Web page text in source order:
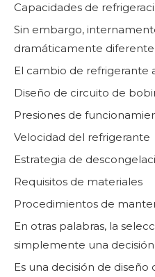
Capacidades de
Sin embargo,
dramáticamente diferente.
El cambio de refrigerante
Diseño de circuito de
Presiones de
Velocidad del refrigerante
Estrategia de
Requisitos de materiales
Procedimientos de
En otras palabras, la
simplemente una
Es una decisión de diseño